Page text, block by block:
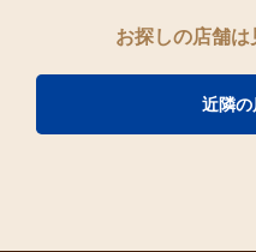
お探しの店舗は
近隣